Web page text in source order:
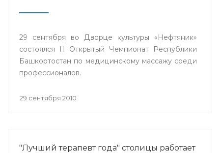
29 сентября во Дворце культуры «Нефтяник»
состоялся II Открытый Чемпионат Республики
Башкортостан по медицинскому массажу среди
профессионалов.
29 сентября 2010
"Лучший терапевт года" столицы работает